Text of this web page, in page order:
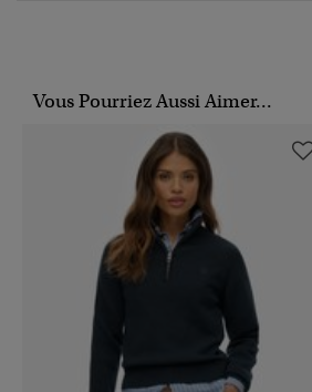
Vous Pourriez Aussi Aimer...